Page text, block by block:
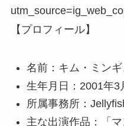
【プロフィール】
名前：キム・ミンギ
生年月日：2001年3
所属事務所：
主な出演作品：「マ